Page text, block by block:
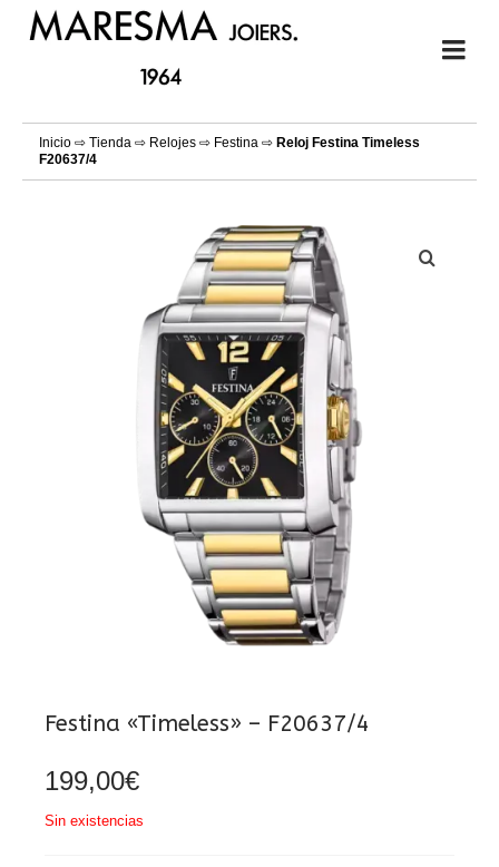
Inicio ⇨ Tienda ⇨ Relojes ⇨ Festina ⇨ Reloj Festina Timeless
F20637/4
Festina «Timeless» – F20637/4
199,00€
Sin existencias